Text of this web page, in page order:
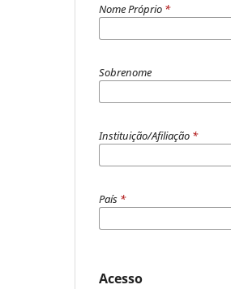
Nome Próprio *
Sobrenome
Instituição/Afiliação *
País *
Acesso